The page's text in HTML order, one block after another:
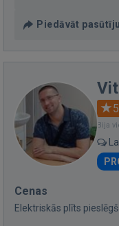
Piedāvāt
Bija
Cenas
Elektriskās plīts